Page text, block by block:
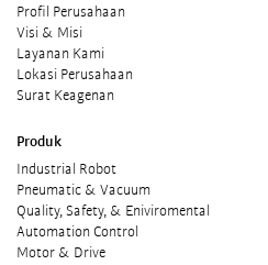
Profil Perusahaan
Visi & Misi
Layanan Kami
Lokasi Perusahaan
Surat Keagenan
Produk
Industrial Robot
Pneumatic & Vacuum
Quality, Safety, & Eniviromental
Automation Control
Motor & Drive